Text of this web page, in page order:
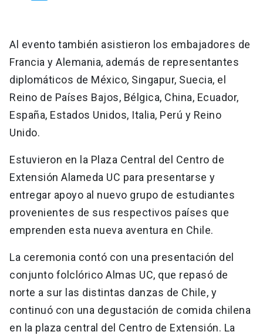
Al evento también asistieron los embajadores de
Francia y Alemania, además de representantes
diplomáticos de México, Singapur, Suecia, el
Reino de Países Bajos, Bélgica, China, Ecuador,
España, Estados Unidos, Italia, Perú y Reino
Unido.
Estuvieron en la Plaza Central del Centro de
Extensión Alameda UC para presentarse y
entregar apoyo al nuevo grupo de estudiantes
provenientes de sus respectivos países que
emprenden esta nueva aventura en Chile.
La ceremonia contó con una presentación del
conjunto folclórico Almas UC, que repasó de
norte a sur las distintas danzas de Chile, y
continuó con una degustación de comida chilena
en la plaza central del Centro de Extensión. La